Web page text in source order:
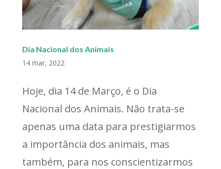
Dia Nacional dos Animais
14 mar, 2022
Hoje, dia 14 de Março, é o Dia
Nacional dos Animais. Não trata-se
apenas uma data para prestigiarmos
a importância dos animais, mas
também, para nos conscientizarmos